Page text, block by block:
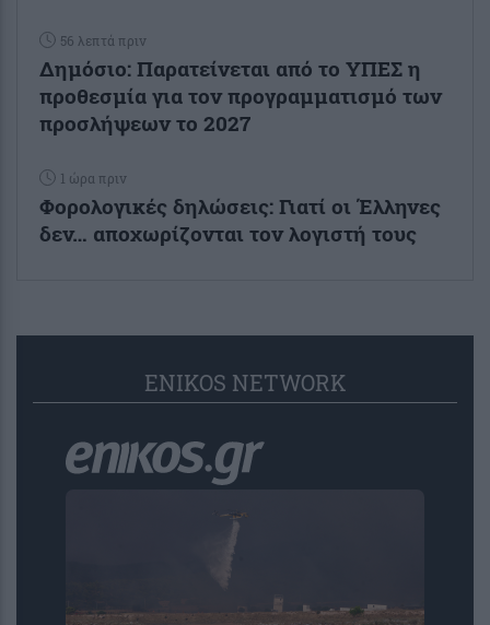
56 λεπτά πριν
Δημόσιο: Παρατείνεται από το ΥΠΕΣ η
προθεσμία για τον προγραμματισμό των
προσλήψεων το 2027
1 ώρα πριν
Φορολογικές δηλώσεις: Γιατί οι Έλληνες
δεν… αποχωρίζονται τον λογιστή τους
ENIKOS NETWORK